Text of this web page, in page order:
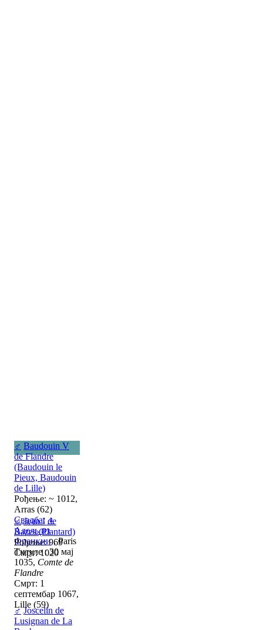
♂ Baudouin V
de Flandre
(Baudouin le
Pieux, Baudouin
de Lille)
Рођење: ~ 1012,
Arras (62)
Свадба: ♀
Адель из
Франкии, Paris
Титуле : 30 мај
1035, Comte de
Flandre
Смрт: 1
септембар 1067,
Lille (59)
♂ Jean I de
Razes (Plantard)
Рођење: 969
Смрт: 1020
♂ Joscelin de
Lusignan de La